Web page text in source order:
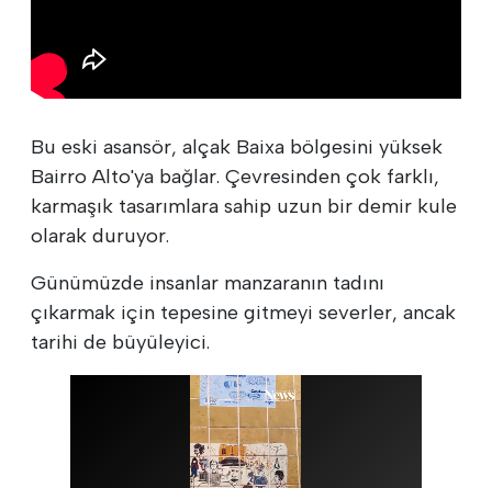
Bu eski asansör, alçak Baixa bölgesini yüksek
Bairro Alto'ya bağlar. Çevresinden çok farklı,
karmaşık tasarımlara sahip uzun bir demir kule
olarak duruyor.
Günümüzde insanlar manzaranın tadını
çıkarmak için tepesine gitmeyi severler, ancak
tarihi de büyüleyici.